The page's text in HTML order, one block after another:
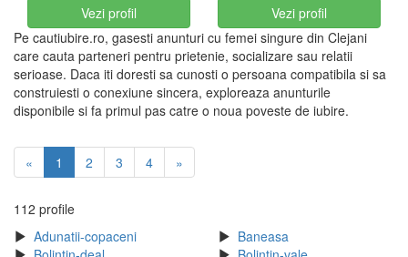
Vezi profil
Vezi profil
Pe cautiubire.ro, gasesti anunturi cu femei singure din Clejani
care cauta parteneri pentru prietenie, socializare sau relatii
serioase. Daca iti doresti sa cunosti o persoana compatibila si sa
construiesti o conexiune sincera, exploreaza anunturile
disponibile si fa primul pas catre o noua poveste de iubire.
« 1 2 3 4 »
112 profile
Adunatii-copaceni
Baneasa